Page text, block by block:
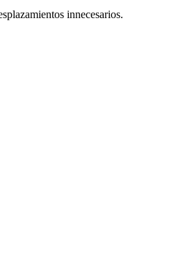
innecesarios.